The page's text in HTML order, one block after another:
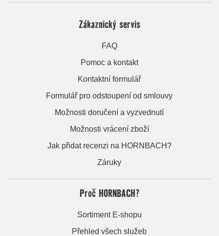
Zákaznický servis
FAQ
Pomoc a kontakt
Kontaktní formulář
Formulář pro odstoupení od smlouvy
Možnosti doručení a vyzvednutí
Možnosti vrácení zboží
Jak přidat recenzi na HORNBACH?
Záruky
Proč HORNBACH?
Sortiment E-shopu
Přehled všech služeb